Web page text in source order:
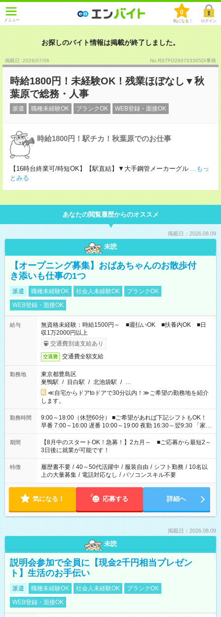
メニュー
0
気になる！ ログイン
お探しのバイト情報は掲載が終了しました。
掲載日 :2026/07/06 No.RSTFO260703365D/事務
時給1800円！未経験OK！残業ほぼなし▼秋
葉原で総務・人事
派遣 職種未経験OK ブランクOK WEB登録・面接OK
時給1800円！駅チカ！秋葉原でのお仕事
【16時台終業可/時短OK】【駅直結】▼大手鋼管メーカーグル ...もっ
とみる
あなたの閲覧履歴からのオススメ
掲載日：2026.08.09
未読
【オープニング募集】おばあちゃんのお散歩付
き添いも仕事の1つ
派遣 職種未経験OK 社会人未経験OK
ブランクOK
WEB登録・面接OK
給与
無資格未経験：時給1500円～ ■週払いOK ■扶養内OK ■日
収1万2000円以上
交通費別途支給あり
交通費 交通費全額支給
勤務地
東京都豊島区
巣鴨駅 / 目白駅 / 北池袋駅 / …
≪自宅からドアtoドアで30分以内！≫ご希望の勤務地を紹介
します。
勤務時間
9:00～18:00（休憩60分） ■ご希望があれば下記シフトもOK！
早番 7:00～16:00 遅番 10:00～19:00 夜勤 16:30～翌9:30 「家族
と休みを合わせたい」 「余裕を持って夕飯の準備がしたい」
「できれば残業はしたくない」 など、ご希望を教えてください
ね。 ※Wワーク希望の方へ 今ご覧のお仕事で希望する勤務時間
と、もう1つのお仕事の勤務時間。 合計で週40時間を超える場
合は応募できません。
期間
【8月中のスタートOK！急募！】2カ月～ ■ご応募から最短2～
3日後に就業が可能です！
特徴 履歴書不要 / 40～50代活躍中 / 服装自由 / シフト勤務 / 10名以
上の大量募集 / 電話対応なし / パソコンスキル不要
気になる！ 応募する 詳細へ
掲載日：2026.08.09
未読
説明会参加で全員に【現金2千円相当プレゼン
ト】生活のお手伝い
派遣 職種未経験OK 社会人未経験OK
ブランクOK
WEB登録・面接OK